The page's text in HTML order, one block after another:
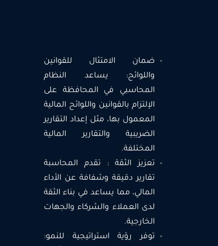
ضمان الامتثال للقوانين
واللوائح: يساعد النظام
المحاسبي في المحافظة على
الإلتزام بالقوانين واللوائح المالية
المعمول بها، مثل إعداد التقارير
الضريبية والتقارير المالية
المختلفة.
تعزيز الثقة : تقدم المحاسبة
تقارير دقيقة وشفافة عن الأداء
المالي، مما يساعد في بناء الثقة
لدى العملاء والشركاء والجهات
الخارجية.
توفر رؤية استراتيجية للنمو: